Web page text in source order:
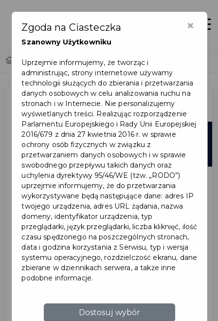
Home Lista aktualności
Rekrutacja do przedszkoli w
×
Zgoda na Ciasteczka
Szanowny Użytkowniku
Uprzejmie informujemy, że tworząc i
administrując, strony internetowe używamy
technologii służących do zbierania i przetwarzania
danych osobowych w celu analizowania ruchu na
stronach i w Internecie. Nie personalizujemy
wyświetlanych treści. Realizując rozporządzenie
Parlamentu Europejskiego i Rady Unii Europejskiej
2016/679 z dnia 27 kwietnia 2016 r. w sprawie
ochrony osób fizycznych w związku z
przetwarzaniem danych osobowych i w sprawie
swobodnego przepływu takich danych oraz
uchylenia dyrektywy 95/46/WE (tzw. „RODO”)
uprzejmie informujemy, że do przetwarzania
wykorzystywane będą następujące dane: adres IP
twojego urządzenia, adres URL żądania, nazwa
domeny, identyfikator urządzenia, typ
przeglądarki, język przeglądarki, liczba kliknięć, ilość
czasu spędzonego na poszczególnych stronach,
data i godzina korzystania z Serwisu, typ i wersja
systemu operacyjnego, rozdzielczość ekranu, dane
zbierane w dziennikach serwera, a także inne
podobne informacje.
Dostosuj wybór